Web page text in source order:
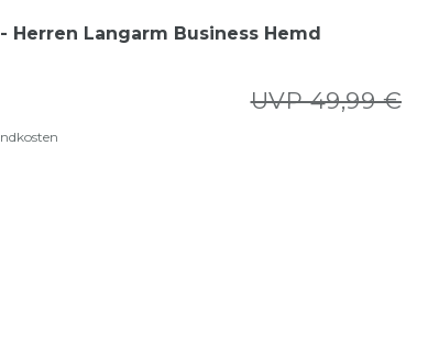
Herren Langarm Business Hemd
UVP 49,99 €